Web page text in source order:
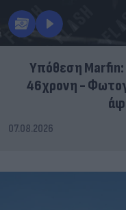
Υπόθεση Marfin:
46χρονη -
07.08.2026